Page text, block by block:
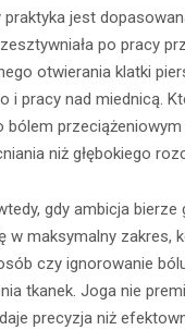
praktyka jest
po pracy
otwierania klatki
i pracy nad miednicą.
bólem
niż głębokiego
gdy ambicja bierze
w maksymalny zakres,
czy ignorowanie
tkanek. Joga nie
precyzja niż